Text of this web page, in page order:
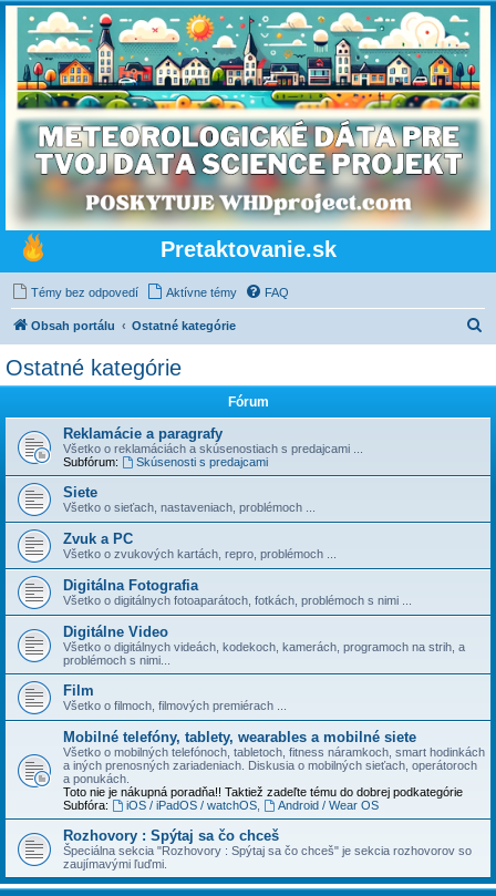
Pretaktovanie.sk
Témy bez odpovedí Aktívne témy FAQ
Obsah portálu Ostatné kategórie
Ostatné kategórie
Fórum
Reklamácie a paragrafy
Všetko o reklamáciách a skúsenostiach s predajcami ...
Subfórum:
Skúsenosti s predajcami
Siete
Všetko o sieťach, nastaveniach, problémoch ...
Zvuk a PC
Všetko o zvukových kartách, repro, problémoch ...
Digitálna Fotografia
Všetko o digitálnych fotoaparátoch, fotkách, problémoch s nimi ...
Digitálne Video
Všetko o digitálnych videách, kodekoch, kamerách, programoch na strih, a
problémoch s nimi...
Film
Všetko o filmoch, filmových premiérach ...
Mobilné telefóny, tablety, wearables a mobilné siete
Všetko o mobilných telefónoch, tabletoch, fitness náramkoch, smart hodinkách
a iných prenosných zariadeniach. Diskusia o mobilných sieťach, operátoroch
a ponukách.
Toto nie je nákupná poradňa!! Taktiež zadeľte tému do dobrej podkategórie
Subfóra:
iOS / iPadOS / watchOS, Android / Wear OS
Rozhovory : Spýtaj sa čo chceš
Špeciálna sekcia "Rozhovory : Spýtaj sa čo chceš" je sekcia rozhovorov so
zaujímavými ľuďmi.